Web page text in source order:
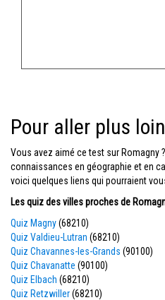
Pour aller plus loin
Vous avez aimé ce test sur Romagny
connaissances en géographie et en
voici quelques liens qui pourraient
Les quiz des villes proches de
Quiz Magny(68210)
Quiz Valdieu-Lutran (68210)
Quiz Chavannes-les-Grands (90100)
Quiz Chavanatte (90100)
Quiz Elbach (68210)
Quiz Retzwiller(68210)